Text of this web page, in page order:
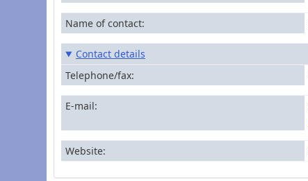
Name of contact
Contact details
Telephone/fax
E-mail
Website